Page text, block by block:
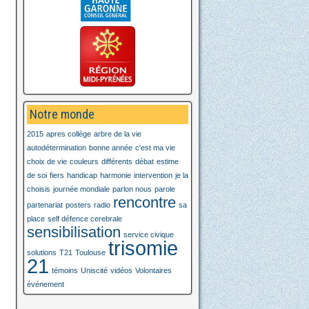
Notre monde
2015 apres collège arbre de la vie
autodétermination bonne année c'est ma vie
choix de vie couleurs différents débat estime
de soi fiers handicap harmonie intervention je la
choisis journée mondiale parlon nous parole
partenariat posters radio rencontre sa
place self défence cerebrale
sensibilisation service civique
solutions T21 Toulouse trisomie
21 témoins Uniscité vidéos Volontaires
événement